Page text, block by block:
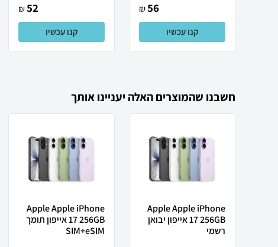
56
₪
קנו עכשיו
52
₪
קנו עכשיו
חשבנו שהמוצרים האלה יעניינו אותך
Apple Apple iPhone
17 256GB אייפון יבואן
רשמי
Apple Apple iPhone
17 256GB אייפון תומך
SIM+eSIM